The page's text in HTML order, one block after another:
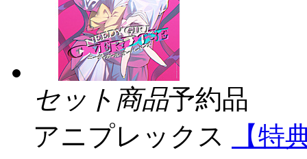
セット商品予約品
アニプレックス
【特